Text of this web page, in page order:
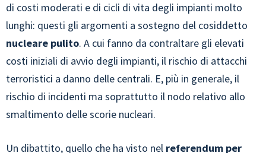
di costi moderati e di cicli di vita degli impianti molto
lunghi: questi gli argomenti a sostegno del cosiddetto
nucleare pulito. A cui fanno da contraltare gli elevati
costi iniziali di avvio degli impianti, il rischio di attacchi
terroristici a danno delle centrali. E, più in generale, il
rischio di incidenti ma soprattutto il nodo relativo allo
smaltimento delle scorie nucleari.
Un dibattito, quello che ha visto nel referendum per